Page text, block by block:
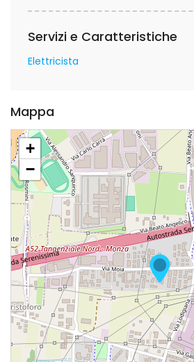
Servizi e Caratteristiche
Elettricista
Mappa
+
−